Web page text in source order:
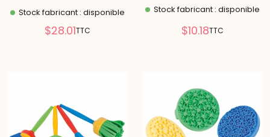
Stock fabricant : disponible
Prix
$28.01TTC
Stock fabricant : disponible
Prix
$10.18TTC